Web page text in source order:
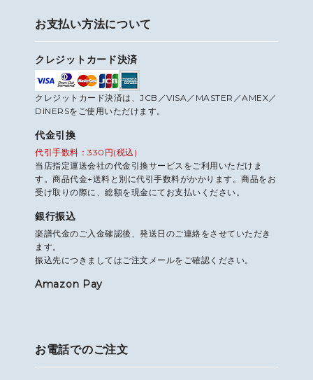
お支払い方法について
クレジットカード決済
クレジットカード決済は、JCB／VISA／MASTER／AMEX／
DINERSをご使用いただけます。
代金引換
代引手数料：330円(税込)
当店指定運送会社の代金引換サービスをご利用いただけま
す。商品代金+送料と別に代引手数料がかかります。商品をお
受け取りの際に、総額を現金にてお支払いください。
銀行振込
楽譜代金のご入金確認後、発送日のご連絡をさせていただき
ます。
振込先につきましてはご注文メールをご確認ください。
Amazon Pay
お電話でのご注文